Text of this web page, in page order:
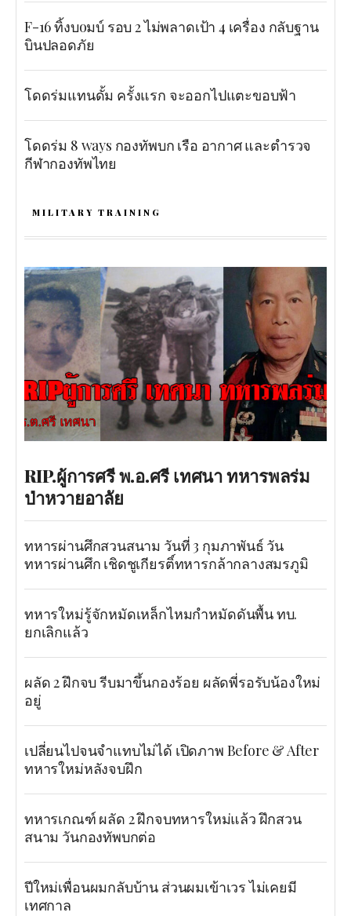
F-16 ทิ้งบoมบ์ รอบ 2 ไม่พลาดเป้า 4 เครื่อง กลับฐาน
บินปลอดภัย
โดดร่มแทนดั้ม ครั้งแรก จะออกไปแตะขอบฟ้า
โดดร่ม 8 ways กองทัพบก เรือ อากาศ และตำรวจ
กีฬากองทัพไทย
MILITARY TRAINING
RIP.ผู้การศรี พ.อ.ศรี เทศนา ทหารพลร่ม
ป่าหวายอาลัย
ทหารผ่านศึกสวนสนาม วันที่ 3 กุมภาพันธ์ วัน
ทหารผ่านศึก เชิดชูเกียรติ์ทหารกล้ากลางสมรภูมิ
ทหารใหม่รู้จักหมัดเหล็กไหมกำหมัดดันพื้น ทบ.
ยกเลิกแล้ว
ผลัด 2 ฝึกจบ รีบมาขึ้นกองร้อย ผลัดพี่รอรับน้องใหม่
อยู่
เปลี่ยนไปจนจำแทบไม่ได้ เปิดภาพ Before & After
ทหารใหม่หลังจบฝึก
ทหารเกณฑ์ ผลัด 2 ฝึกจบทหารใหม่แล้ว ฝึกสวน
สนาม วันกองทัพบกต่อ
ปีใหม่เพื่อนผมกลับบ้าน ส่วนผมเข้าเวร ไม่เคยมี
เทศกาล